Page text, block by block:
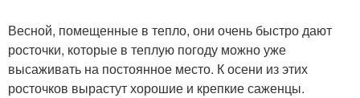
Весной, помещенные в тепло, они очень быстро дают
росточки, которые в теплую погоду можно уже
высаживать на постоянное место. К осени из этих
росточков вырастут хорошие и крепкие саженцы.